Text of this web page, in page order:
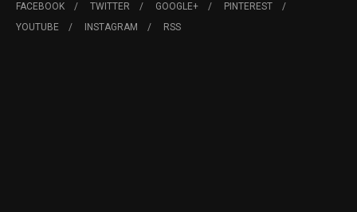
FACEBOOK TWITTER GOOGLE+
PINTEREST
YOUTUBE
INSTAGRAM RSS